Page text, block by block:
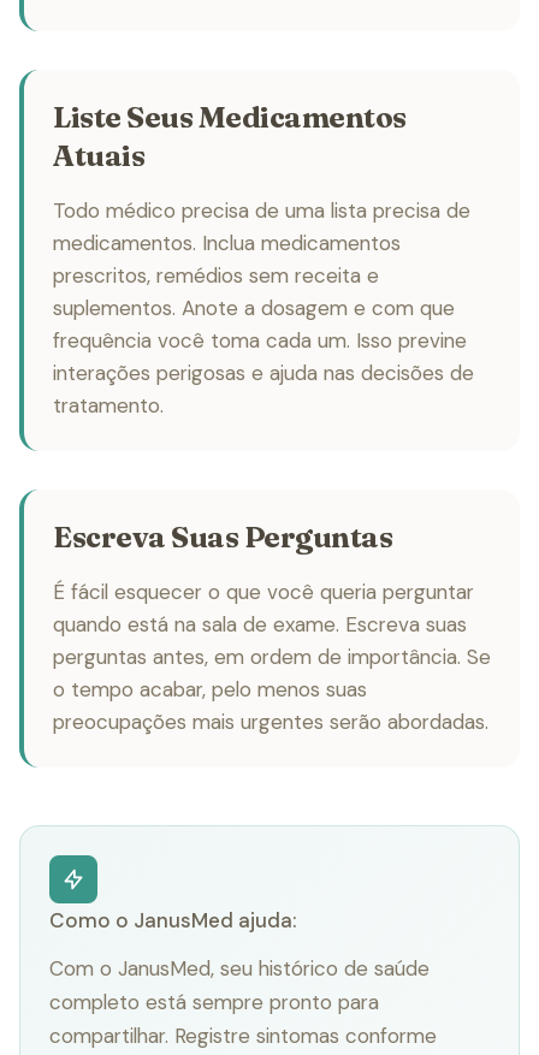
Liste Seus Medicamentos
Atuais
Todo médico precisa de uma lista precisa de
medicamentos. Inclua medicamentos
prescritos, remédios sem receita e
suplementos. Anote a dosagem e com que
frequência você toma cada um. Isso previne
interações perigosas e ajuda nas decisões de
tratamento.
Escreva Suas Perguntas
É fácil esquecer o que você queria perguntar
quando está na sala de exame. Escreva suas
perguntas antes, em ordem de importância. Se
o tempo acabar, pelo menos suas
preocupações mais urgentes serão abordadas.
Como o JanusMed ajuda:
Com o JanusMed, seu histórico de saúde
completo está sempre pronto para
compartilhar. Registre sintomas conforme